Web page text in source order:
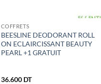
COFFRETS
BEESLINE DEODORANT ROLL
ON ECLAIRCISSANT BEAUTY
PEARL +1 GRATUIT
36.600 DT